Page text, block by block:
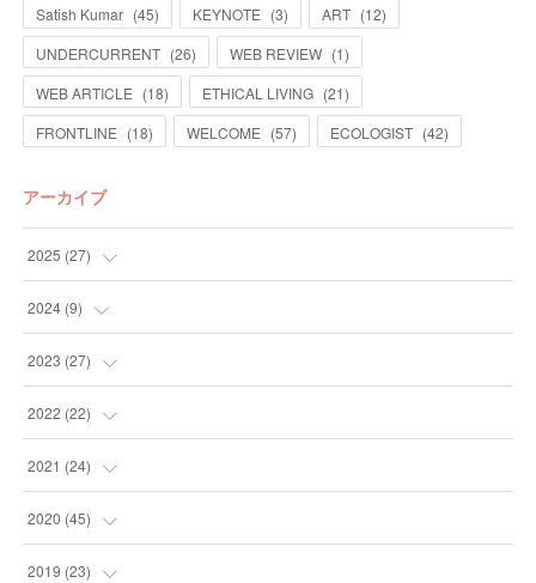
Satish Kumar (45) KEYNOTE (3) ART (12)
UNDERCURRENT (26) WEB REVIEW (1)
WEB ARTICLE (18) ETHICAL LIVING (21)
FRONTLINE (18) WELCOME (57) ECOLOGIST (42)
アーカイブ
2025 (27)
( 13)
(14 )
2024(9)
(4
(5
2023 (27)
(10 )
(9
(4
(4
2022 (22)
(4
(4
(7
2021 (24)
(10 )
(3
2020 (45)
(6
2019 (23)